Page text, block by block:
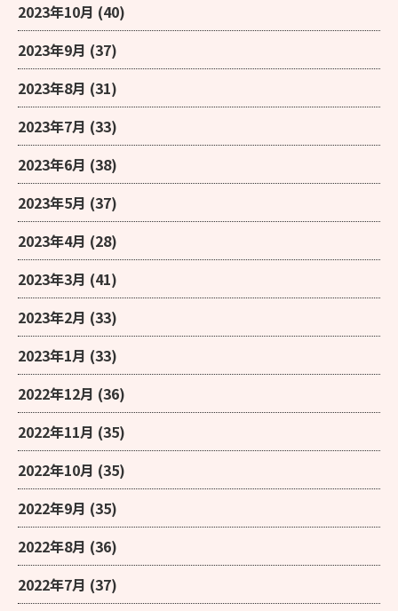
2023年10月 (40)
2023年9月 (37)
2023年8月 (31)
2023年7月 (33)
2023年6月 (38)
2023年5月 (37)
2023年4月 (28)
2023年3月 (41)
2023年2月 (33)
2023年1月 (33)
2022年12月 (36)
2022年11月 (35)
2022年10月 (35)
2022年9月 (35)
2022年8月 (36)
2022年7月 (37)